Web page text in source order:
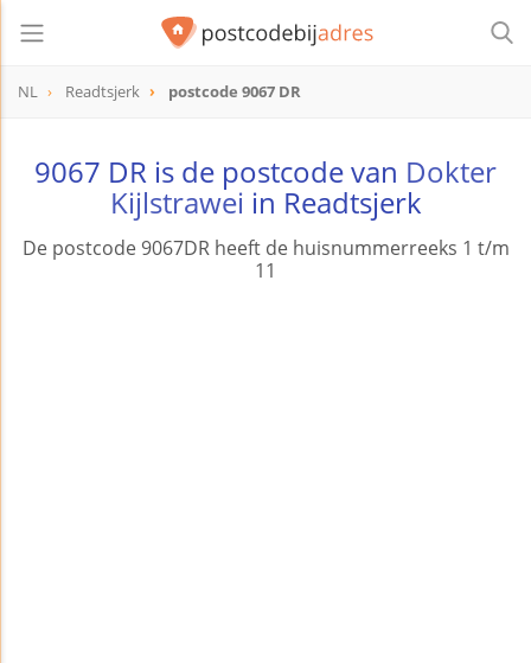
NL Readtsjerk postcode 9067 DR
9067 DR is de postcode van Dokter
Kijlstrawei in Readtsjerk
De postcode 9067DR heeft de huisnummerreeks 1 t/m
11